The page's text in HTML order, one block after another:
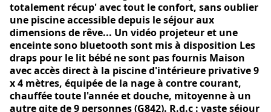
totalement récup' avec tout le confort, sans oublier
une piscine accessible depuis le séjour aux
dimensions de rêve... Un vidéo projeteur et une
enceinte sono bluetooth sont mis à disposition Les
draps pour le lit bébé ne sont pas fournis Maison
avec accès direct à la piscine d'intérieure privative 9
x 4 mètres, équipée de la nage à contre courant,
chauffée toute l'année et douche, mitoyenne à un
autre gite de 9 personnes (G842). R.d.c : vaste séjour